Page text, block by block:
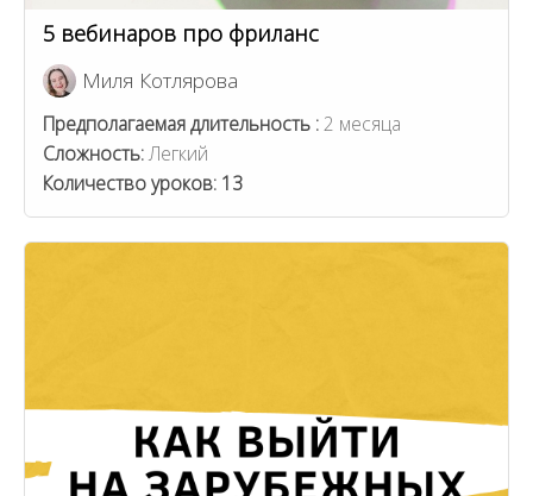
5 вебинаров про фриланс
Миля Котлярова
Предполагаемая длительность :2 месяца
Сложность:Легкий
Количество уроков: 13